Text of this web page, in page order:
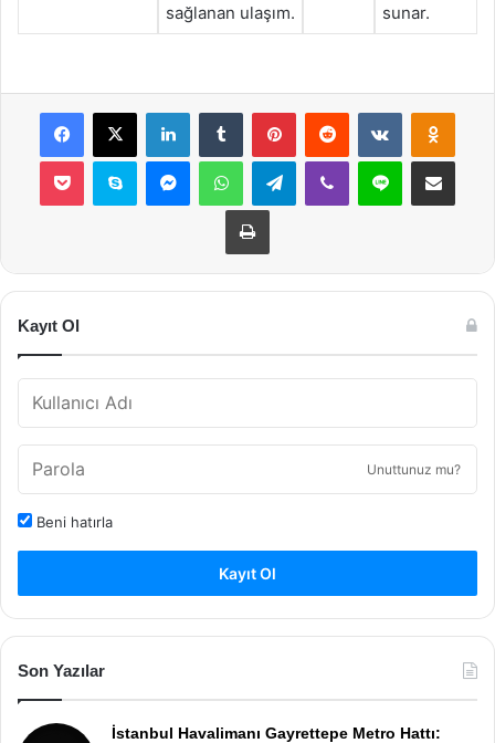
sağlanan ulaşım.
sunar.
Facebook
X LinkedInTumblr PinterestReddit VKontakte
Pocket Skype MessengerWhatsAppTelegramViber Line E-Posta ile
Yazdır
Kayıt Ol
Unuttunuz mu?
Beni hatırla
Kayıt Ol
Son Yazılar
İstanbul Havalimanı Gayrettepe Metro Hattı: